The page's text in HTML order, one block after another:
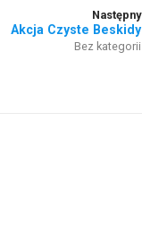
Następny
Akcja Czyste Beskidy
Bez kategorii